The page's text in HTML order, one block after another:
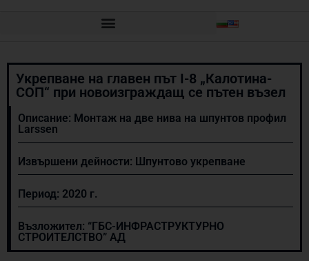
Укрепване на главен път I-8 „Калотина-
СОП“ при новоизграждащ се пътен възел
Описание: Монтаж на две нива на шпунтов профил
Larssen
Извършени дейности: Шпунтово укрепване
Период: 2020 г.
Възложител: “ГБС-ИНФРАСТРУКТУРНО
СТРОИТЕЛСТВО” АД